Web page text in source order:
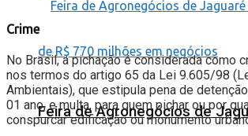
Feira de Agronegócios de
Crime
No Brasil, a pichação é considerada como
nos termos do artigo 65 da Lei 9.605/98
Ambientais), que estipula pena de
01 ano, e multa, para quem pichar ou por
conspurcar edificação ou monumento